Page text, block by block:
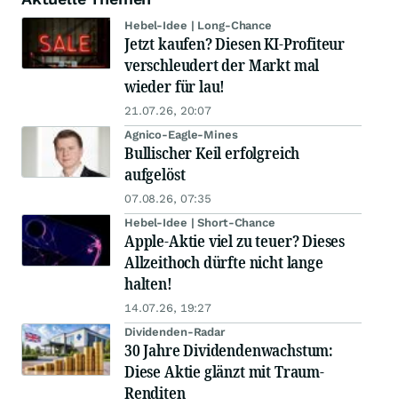
Hebel-Idee | Long-Chance
Jetzt kaufen? Diesen KI-Profiteur
verschleudert der Markt mal
wieder für lau!
21.07.26, 20:07
Agnico-Eagle-Mines
Bullischer Keil erfolgreich
aufgelöst
07.08.26, 07:35
Hebel-Idee | Short-Chance
Apple-Aktie viel zu teuer? Dieses
Allzeithoch dürfte nicht lange
halten!
14.07.26, 19:27
Dividenden-Radar
30 Jahre Dividendenwachstum:
Diese Aktie glänzt mit Traum-
Renditen